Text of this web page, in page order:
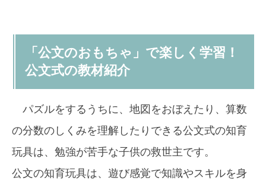
「公文のおもちゃ」で楽しく学習！
公文式の教材紹介
パズルをするうちに、地図をおぼえたり、算数
の分数のしくみを理解したりできる公文式の知育
玩具は、勉強が苦手な子供の救世主です。
公文の知育玩具は、遊び感覚で知識やスキルを身